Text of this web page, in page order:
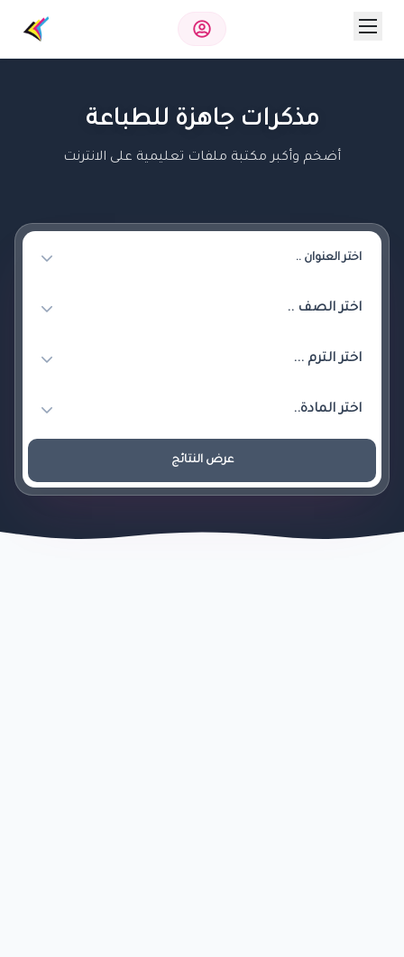
مذكرات جاهزة للطباعة
أضخم وأكبر مكتبة ملفات تعليمية على الانترنت
عرض النتائج